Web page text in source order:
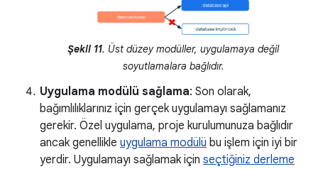
Şekil 11. Üst düzey modüller, uygulamaya değil
soyutlamalara bağlıdır.
Uygulama modülü sağlama: Son olarak,
bağımlılıklarınız için gerçek uygulamayı sağlamanız
gerekir. Özel uygulama, proje kurulumunuza bağlıdır
ancak genellikle uygulama modülü bu işlem için iyi bir
yerdir. Uygulamayı sağlamak için seçtiğiniz derleme